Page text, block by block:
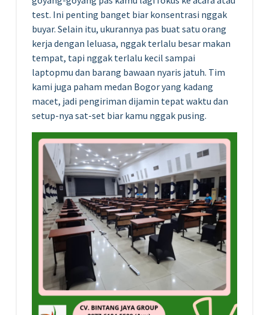
test. Ini penting banget biar konsentrasi nggak
buyar. Selain itu, ukurannya pas buat satu orang
kerja dengan leluasa, nggak terlalu besar makan
tempat, tapi nggak terlalu kecil sampai
laptopmu dan barang bawaan nyaris jatuh. Tim
kami juga paham medan Bogor yang kadang
macet, jadi pengiriman dijamin tepat waktu dan
setup-nya sat-set biar kamu nggak pusing.